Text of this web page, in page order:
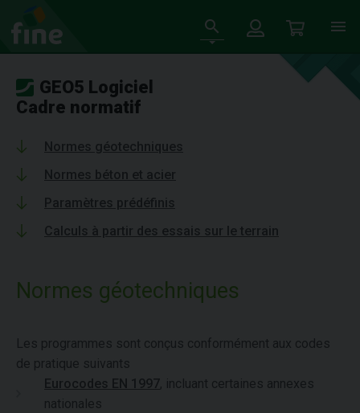
GEO5 Logiciel
Cadre normatif
Normes géotechniques
Normes béton et acier
Paramètres prédéfinis
Calculs à partir des essais sur le terrain
Normes géotechniques
Les programmes sont conçus conformément aux codes
de pratique suivants
Eurocodes EN 1997, incluant certaines annexes
nationales